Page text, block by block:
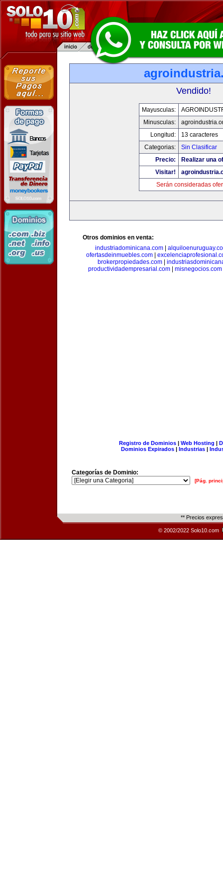
Vendido!
Mayusculas:
Minusculas:
Longitud:
13 caracteres
Categorias:
Sin Clasificar
Precio:
Realizar una
Visitar!
Serán consideradas
Otros dominios en venta:
industriadominicana.com
ofertasdeinmuebles.com
brokerpropiedades.com|
productividadempresarial.com
misnegocios.com
Registro de Dominios| Web Hosting |
Dominios Expirados | Industrias |
Categorías de Dominio:
[Pág.
** Precios
© 2002/2022 Solo10.com